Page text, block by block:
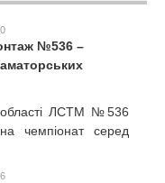
№536 –
області ЛСТМ №536
чемпіонат серед